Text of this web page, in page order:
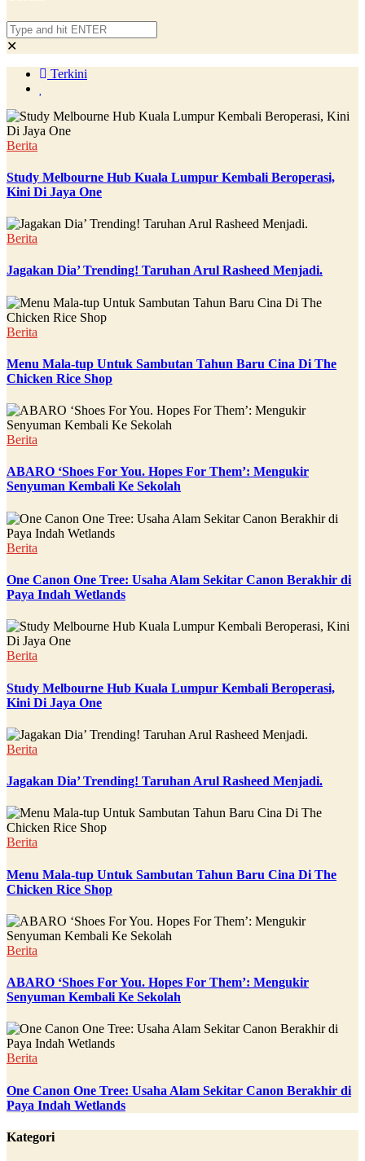
✕
Terkini
Berita
Study Melbourne Hub Kuala Lumpur Kembali Beroperasi,
Kini Di Jaya One
Berita
Jagakan Dia’ Trending! Taruhan Arul Rasheed Menjadi.
Berita
Menu Mala-tup Untuk Sambutan Tahun Baru Cina Di The
Chicken Rice Shop
Berita
ABARO ‘Shoes For You. Hopes For Them’: Mengukir
Senyuman Kembali Ke Sekolah
Berita
One Canon One Tree: Usaha Alam Sekitar Canon Berakhir di
Paya Indah Wetlands
Berita
Study Melbourne Hub Kuala Lumpur Kembali Beroperasi,
Kini Di Jaya One
Berita
Jagakan Dia’ Trending! Taruhan Arul Rasheed Menjadi.
Berita
Menu Mala-tup Untuk Sambutan Tahun Baru Cina Di The
Chicken Rice Shop
Berita
ABARO ‘Shoes For You. Hopes For Them’: Mengukir
Senyuman Kembali Ke Sekolah
Berita
One Canon One Tree: Usaha Alam Sekitar Canon Berakhir di
Paya Indah Wetlands
Kategori